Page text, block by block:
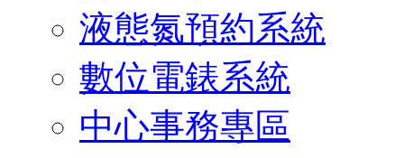
液態氮預約系統
數位電錶系統
中心事務專區